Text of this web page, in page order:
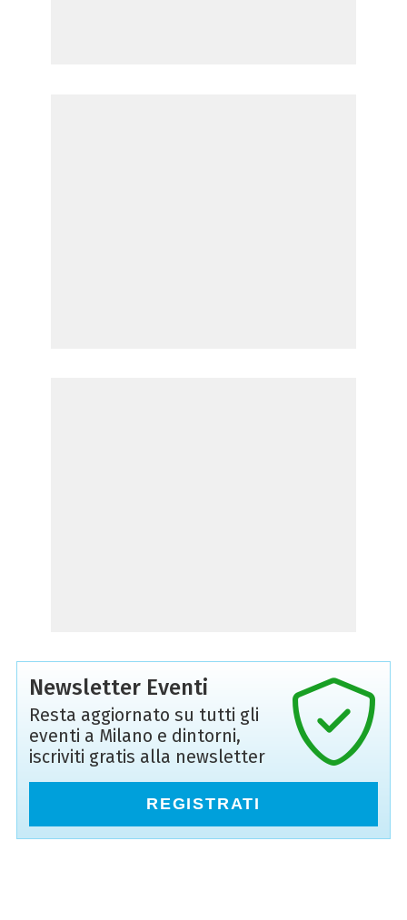
Newsletter Eventi
Resta aggiornato su tutti gli
eventi a Milano e dintorni,
iscriviti gratis alla newsletter
REGISTRATI